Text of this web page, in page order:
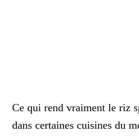
Ce qui rend vraiment le riz
dans certaines cuisines du